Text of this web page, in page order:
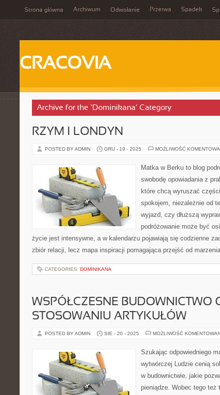
Strona główna Archiwum Odwołanie Przerwa Spadek
CRACOVIA
Archive for the ‘Dominikana’ Category
RZYM I LONDYN
POSTED BY ADMIN GRU - 19 - 2025 MOŻLIWOŚĆ
Matka w Berku to blog
swobodę opowiadania z
które chcą wyruszać
spokojem, niezależnie od
wyjazd, czy dłuższą
podróżowanie może być
życie jest intensywne, a w kalendarzu pojawiają się codzienne
zbiór relacji, lecz mapa inspiracji pomagająca przejść od
CATEGORIES: DOMINIKANA
WSPÓŁCZESNE BUDOWNICTWO
STOSOWANIU ARTYKUŁÓW
POSTED BY ADMIN SIE - 20 - 2025 MOŻLIWOŚĆ
Szukając odpowiedniego
wytwórczej Ludzie cenią
w budownictwie, jakie
pieniądze. Wobec tego też